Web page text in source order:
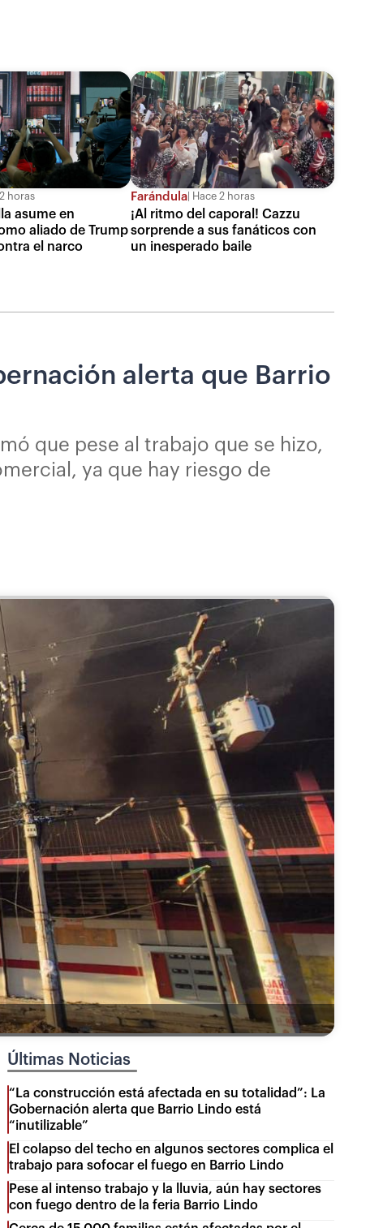
horas
asume en
aliado de Trump
el narco
Farándula Hace 2 horas
¡Al ritmo del caporal! Cazzu
sorprende a sus fanáticos con
un inesperado baile
alerta que Barrio
que pese al trabajo que se hizo,
ya que hay riesgo de
Últimas Noticias
“La construcción está afectada en su totalidad”: La
Gobernación alerta que Barrio Lindo está
“inutilizable”
El colapso del techo en algunos sectores complica el
trabajo para sofocar el fuego en Barrio Lindo
Pese al intenso trabajo y la lluvia, aún hay sectores
con fuego dentro de la feria Barrio Lindo